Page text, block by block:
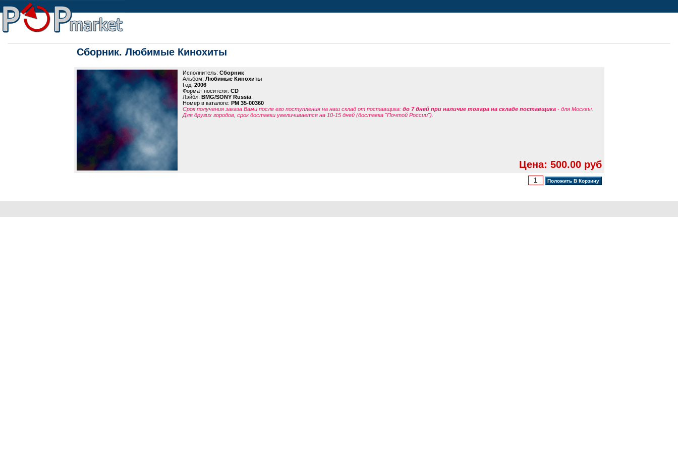
Сборник. Любимые Кинохиты
Исполнитель: Сборник
Альбом: Любимые Кинохиты
Год: 2006
Формат носителя: CD
Лэйбл: BMG/SONY Russia
Номер в каталоге: PM 35-00360
Срок получения заказа Вами после его поступления на наш склад от поставщика: до 7 дней при наличие товара на складе поставщика - для Москвы.
Для других городов, срок доставки увеличивается на 10-15 дней (доставка "Почтой России").
Цена: 500.00 руб